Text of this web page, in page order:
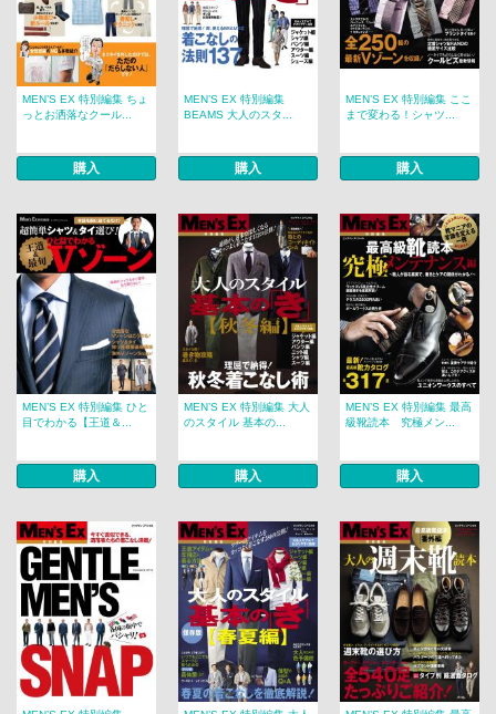
MEN’S EX 特別編集 ちょ
っとお洒落なクール...
購入
MEN’S EX 特別編集
BEAMS 大人のスタ...
購入
MEN’S EX 特別編集 ここ
まで変わる！シャツ...
購入
MEN’S EX 特別編集 ひと
目でわかる【王道＆...
購入
MEN’S EX 特別編集 大人
のスタイル 基本の...
購入
MEN’S EX 特別編集 最高
級靴読本 究極メン...
購入